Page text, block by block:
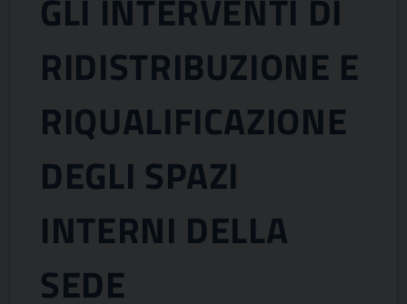
GLI INTERVENTI DI
RIDISTRIBUZIONE E
RIQUALIFICAZIONE
DEGLI SPAZI
INTERNI DELLA
SEDE